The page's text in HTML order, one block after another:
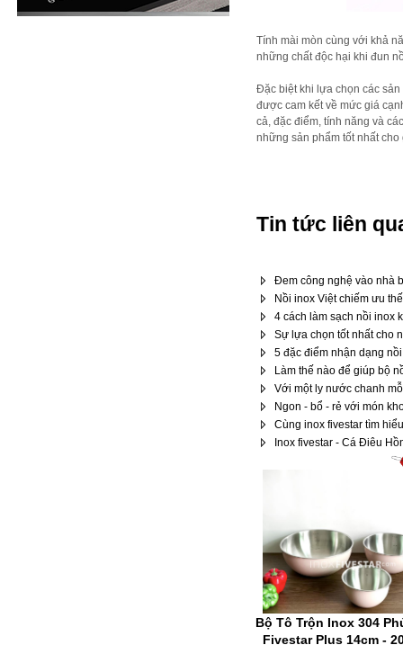
Tính mài mòn cùng với khả
những chất độc hại khi đun
Đặc biệt khi lựa chọn các
được cam kết về mức giá
cả, đặc điểm, tính năng và
những sản phẩm tốt nhất cho
Tin tức liên
Đem công nghệ vào nhà
Nồi inox Việt chiếm ưu
4 cách làm sạch nồi inox
Sự lựa chọn tốt nhất cho
5 đặc điểm nhận dạng
Làm thế nào để giúp bộ
Với một ly nước chanh
Ngon - bổ - rẻ với món
Cùng inox fivestar tìm
Inox fivestar - Cá Điêu
Bộ Tô Trộn Inox 304
Fivestar Plus 14cm -